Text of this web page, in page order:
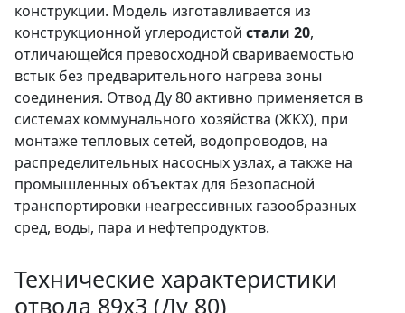
конструкции. Модель изготавливается из
конструкционной углеродистой стали 20,
отличающейся превосходной свариваемостью
встык без предварительного нагрева зоны
соединения. Отвод Ду 80 активно применяется в
системах коммунального хозяйства (ЖКХ), при
монтаже тепловых сетей, водопроводов, на
распределительных насосных узлах, а также на
промышленных объектах для безопасной
транспортировки неагрессивных газообразных
сред, воды, пара и нефтепродуктов.
Технические характеристики
отвода 89х3 (Ду 80)